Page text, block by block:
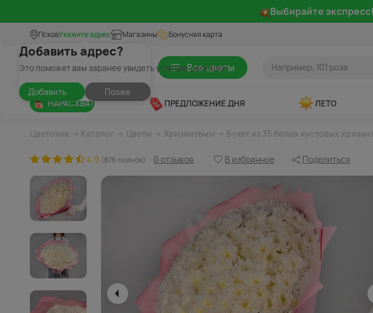
Выбирайте
ПсковУкажите адрес
Добавить адрес?
Это поможет вам заранее увидеть условия доставки
Добавить Позже
Магазины Бонусная карта
Все цветы
НАРАСХВАТ ПРЕДЛОЖЕНИЕ ДНЯ ЛЕТО
Цветовик → Каталог → Цветы → Хризантемы → Букет из 35 белых кустовых
4.9 (876 оценок) 0 отзывов В избранное Поделиться